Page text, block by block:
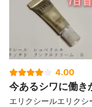
4.00
今あるシワに働き
エリクシールエリク